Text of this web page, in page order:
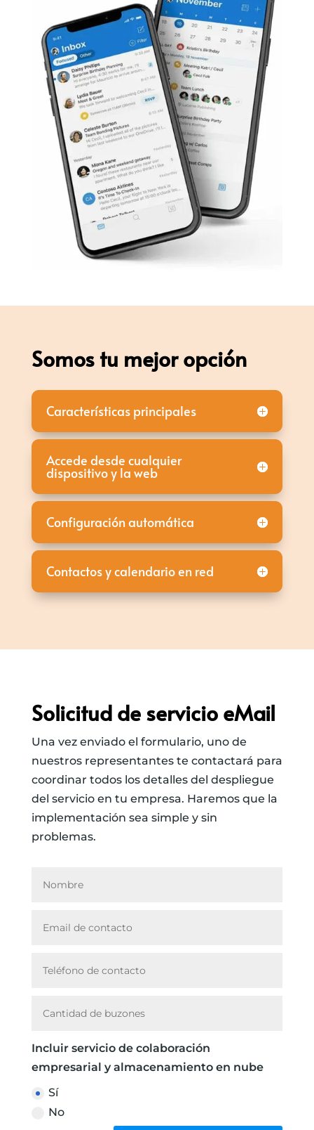
Somos tu mejor opción
Características principales
Accede desde cualquier
dispositivo y la web
Configuración automática
Contactos y calendario en red
Solicitud de servicio eMail
Una vez enviado el formulario, uno de
nuestros representantes te contactará para
coordinar todos los detalles del despliegue
del servicio en tu empresa. Haremos que la
implementación sea simple y sin
problemas.
Incluir servicio de colaboración
empresarial y almacenamiento en nube
Sí
No